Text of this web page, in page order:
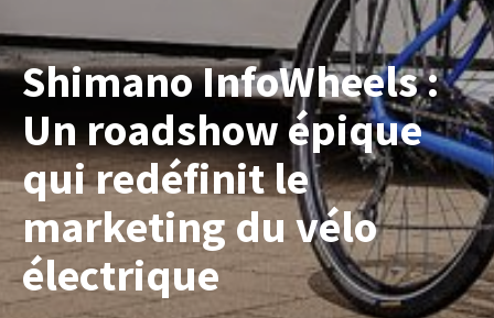
Shimano InfoWheels :
Un roadshow épique
qui redéfinit le
marketing du vélo
électrique